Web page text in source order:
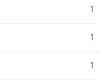
1
1
1